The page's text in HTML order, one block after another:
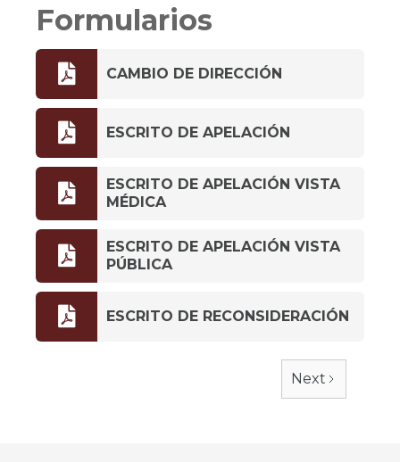
Formularios
 CAMBIO DE DIRECCIÓN
 ESCRITO DE APELACIÓN

ESCRITO DE APELACIÓN VISTA
MÉDICA

ESCRITO DE APELACIÓN VISTA
PÚBLICA
 ESCRITO DE RECONSIDERACIÓN
Next